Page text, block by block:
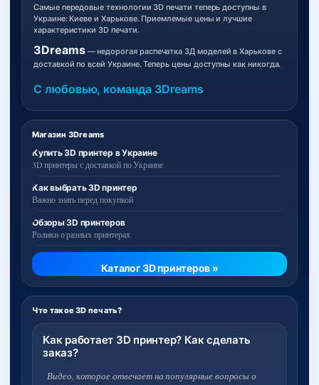
Магазин 3Dreams
Купить 3D принтер в Украине
3D принтеры с доставкой по Украине
Как выбрать 3D принтер
Важно знать перед покупкой
Обзоры 3D принтеров
Ролики о разных принтерах
Каталог 3D принтеров »
Что такое 3D печать?
Как работает 3D принтер? Как сделать
заказ?
Видео, которое отвечает на популярные вопросы о
Самые передовые технологии 3D печати теперь доступны в
Украине: Киеве и Харькове. Приемлемые цены и лучшие
характеристики 3D печати.
3Dreams— недорогая распечатка 3Д моделей в Харькове с
доставкой по всей Украине. Теперь цены доступны как никогда.
С любовью, команда 3Dreams